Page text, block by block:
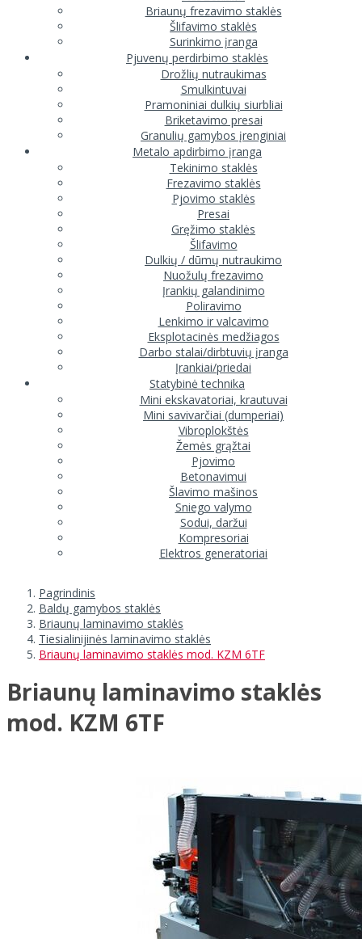
Briaunų frezavimo staklės
Šlifavimo staklės
Surinkimo įranga
Pjuvenų perdirbimo staklės
Drožlių nutraukimas
Smulkintuvai
Pramoniniai dulkių siurbliai
Briketavimo presai
Granulių gamybos įrenginiai
Metalo apdirbimo įranga
Tekinimo staklės
Frezavimo staklės
Pjovimo staklės
Presai
Gręžimo staklės
Šlifavimo
Dulkių / dūmų nutraukimo
Nuožulų frezavimo
Įrankių galandinimo
Poliravimo
Lenkimo ir valcavimo
Eksplotacinės medžiagos
Darbo stalai/dirbtuvių įranga
Įrankiai/priedai
Statybinė technika
Mini ekskavatoriai, krautuvai
Mini savivarčiai (dumperiai)
Vibroplokštės
Žemės grąžtai
Pjovimo
Betonavimui
Šlavimo mašinos
Sniego valymo
Sodui, daržui
Kompresoriai
Elektros generatoriai
Pagrindinis
Baldų gamybos staklės
Briaunų laminavimo staklės
Tiesialinijinės laminavimo staklės
Briaunų laminavimo staklės mod. KZM 6TF
Briaunų laminavimo staklės
mod. KZM 6TF